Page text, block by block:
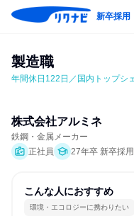
新卒採用
製造職
年間休日122日／国内トップシ
株式会社アルミネ
鉄鋼・金属メーカー
正社員
27年卒 新卒採用
こんな人におすすめ
環境・エコロジーに携わりたい